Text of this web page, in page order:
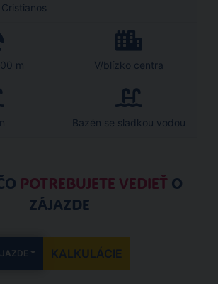
m V/blízko centra
Bazén se sladkou vodou
POTREBUJETE VEDIEŤ O
ZÁJAZDE
KALKULÁCIE